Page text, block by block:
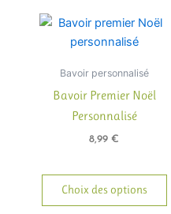
Bavoir personnalisé
Bavoir Premier Noël
Personnalisé
8,99 €
Choix des options